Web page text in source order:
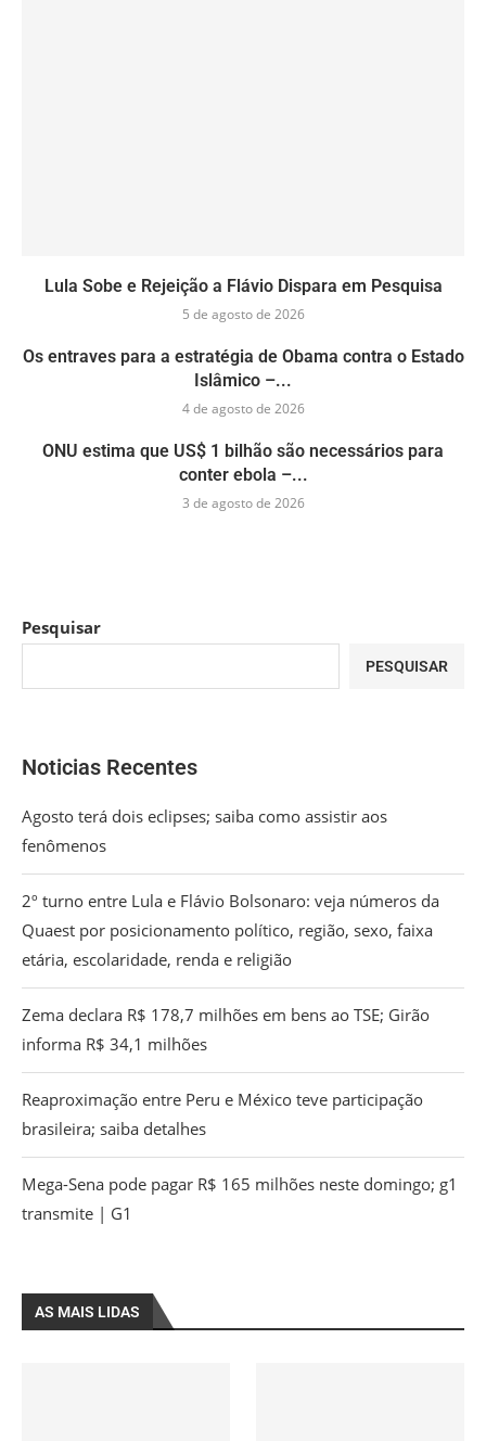
Lula Sobe e Rejeição a Flávio Dispara em Pesquisa
5 de agosto de 2026
Os entraves para a estratégia de Obama contra o Estado
Islâmico –...
4 de agosto de 2026
ONU estima que US$ 1 bilhão são necessários para
conter ebola –...
3 de agosto de 2026
Pesquisar
PESQUISAR
Noticias Recentes
Agosto terá dois eclipses; saiba como assistir aos
fenômenos
2º turno entre Lula e Flávio Bolsonaro: veja números da
Quaest por posicionamento político, região, sexo, faixa
etária, escolaridade, renda e religião
Zema declara R$ 178,7 milhões em bens ao TSE; Girão
informa R$ 34,1 milhões
Reaproximação entre Peru e México teve participação
brasileira; saiba detalhes
Mega-Sena pode pagar R$ 165 milhões neste domingo; g1
transmite | G1
AS MAIS LIDAS